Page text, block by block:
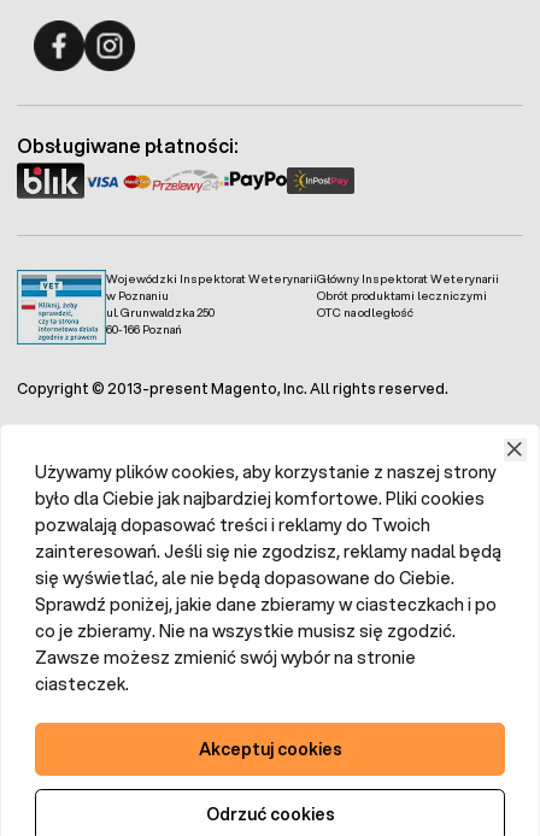
Wojewódzki Inspektorat Weterynarii
w Poznaniu
ul. Grunwaldzka 250
60-166 Poznań
Główny Inspektorat Weterynarii
Obrót produktami leczniczymi
OTC na odległość
Obsługiwane płatności:
Copyright © 2013-present Magento, Inc. All rights reserved.
Używamy plików cookies, aby korzystanie z naszej strony
było dla Ciebie jak najbardziej komfortowe. Pliki cookies
pozwalają dopasować treści i reklamy do Twoich
zainteresowań. Jeśli się nie zgodzisz, reklamy nadal będą
się wyświetlać, ale nie będą dopasowane do Ciebie.
Sprawdź poniżej, jakie dane zbieramy w ciasteczkach i po
co je zbieramy. Nie na wszystkie musisz się zgodzić.
Zawsze możesz zmienić swój wybór na stronie
ciasteczek.
Akceptuj cookies
Odrzuć cookies